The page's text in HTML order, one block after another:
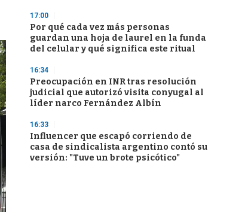
17:00
Por qué cada vez más personas
guardan una hoja de laurel en la funda
del celular y qué significa este ritual
16:34
Preocupación en INR tras resolución
judicial que autorizó visita conyugal al
líder narco Fernández Albín
16:33
Influencer que escapó corriendo de
casa de sindicalista argentino contó su
versión: "Tuve un brote psicótico"